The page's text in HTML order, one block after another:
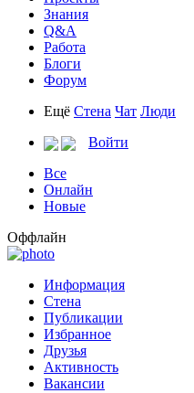
Знания
Q&A
Работа
Блоги
Форум
Ещё Стена Чат Люди
Войти
Все
Онлайн
Новые
Оффлайн
Информация
Стена
Публикации
Избранное
Друзья
Активность
Вакансии